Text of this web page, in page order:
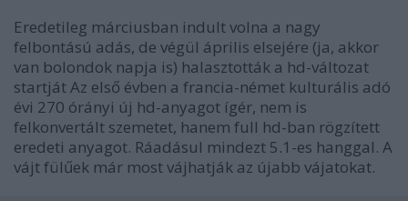
Eredetileg márciusban indult volna a nagy
felbontású adás, de végül április elsejére (ja, akkor
van bolondok napja is) halasztották a hd-változat
startját Az első évben a francia-német kulturális adó
évi 270 órányi új hd-anyagot ígér, nem is
felkonvertált szemetet, hanem full hd-ban rögzített
eredeti anyagot. Ráadásul mindezt 5.1-es hanggal. A
vájt fülűek már most vájhatják az újabb vájatokat.